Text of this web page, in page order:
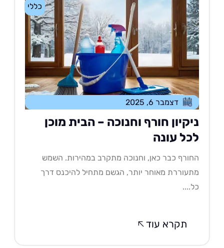
כללי
דצמבר 6, 2025
חורף וחנוכה – הבית מוכן
עונה
כבר כאן, וחנוכה מתקרב במהירות. השמש
מאוחר יותר, הגשם מתחיל להיכנס דרך
תקרא עוד